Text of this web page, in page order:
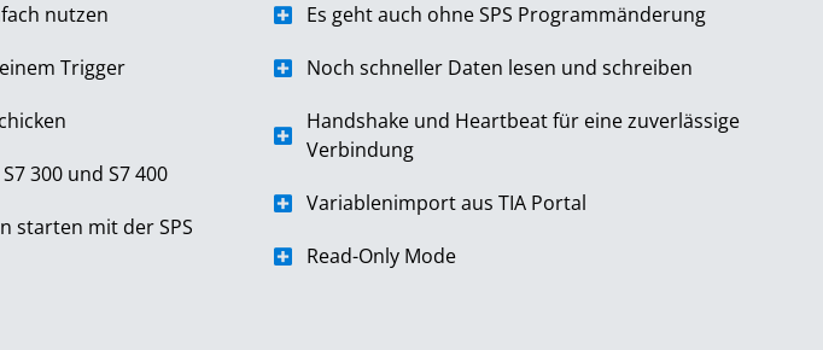
nutzen
Trigger
300 und S7 400
starten mit der SPS
Es geht auch ohne SPS Programmänderung​
Noch schneller Daten lesen und schreiben
Handshake und Heartbeat für eine zuverlässige
Verbindung ​
Variablenimport aus TIA Portal​
Read-Only Mode